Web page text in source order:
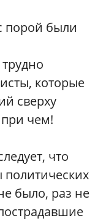
порой были
которые
сверху
чем!
что
было, раз не